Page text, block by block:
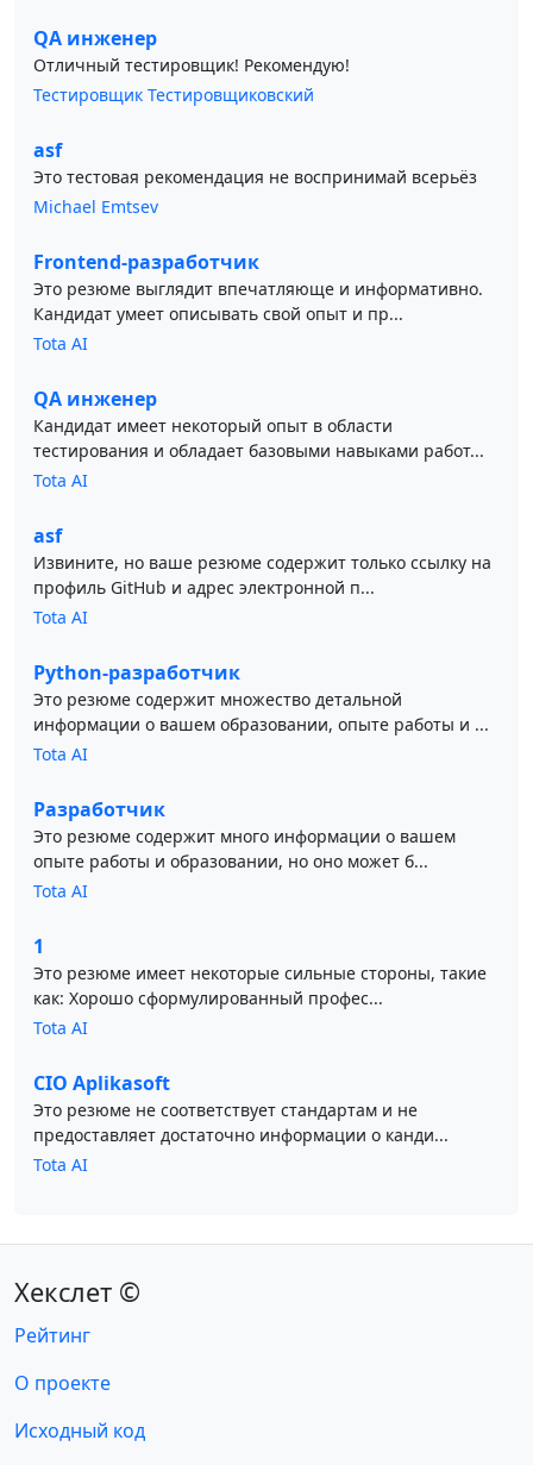
QA инженер
Отличный тестировщик! Рекомендую!
Тестировщик Тестировщиковский
asf
Это тестовая рекомендация не воспринимай всерьёз
Michael Emtsev
Frontend-разработчик
Это резюме выглядит впечатляюще и информативно.
Кандидат умеет описывать свой опыт и пр...
Tota AI
QA инженер
Кандидат имеет некоторый опыт в области
тестирования и обладает базовыми навыками работ...
Tota AI
asf
Извините, но ваше резюме содержит только ссылку на
профиль GitHub и адрес электронной п...
Tota AI
Python-разработчик
Это резюме содержит множество детальной
информации о вашем образовании, опыте работы и ...
Tota AI
Разработчик
Это резюме содержит много информации о вашем
опыте работы и образовании, но оно может б...
Tota AI
1
Это резюме имеет некоторые сильные стороны, такие
как: Хорошо сформулированный профес...
Tota AI
CIO Aplikasoft
Это резюме не соответствует стандартам и не
предоставляет достаточно информации о канди...
Tota AI
Хекслет ©
Рейтинг
О проекте
Исходный код